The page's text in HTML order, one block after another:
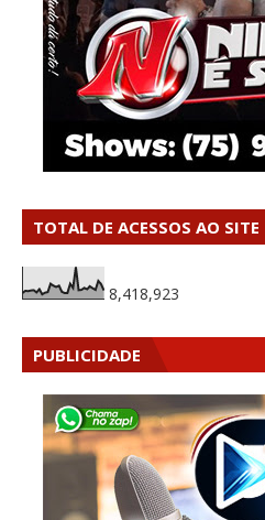
TOTAL DE ACESSOS AO SITE
8,418,923
PUBLICIDADE